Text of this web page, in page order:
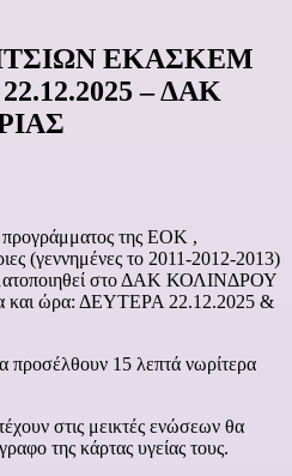
ΕΚΑΣΚΕΜ
22.12.2025 – ΔΑΚ
προγράμματος της ΕΟΚ ,
(γεννημένες το 2011-2012-2013)
στο ΔΑΚ ΚΟΛΙΝΔΡΟΥ
και ώρα: ΔΕΥΤΕΡΑ 22.12.2025 &
προσέλθουν 15 λεπτά νωρίτερα
στις μεικτές ενώσεων θα
της κάρτας υγείας τους.